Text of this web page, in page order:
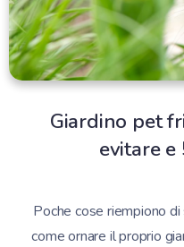
Giardino pet
evitare
Poche cose riempiono
come ornare il proprio